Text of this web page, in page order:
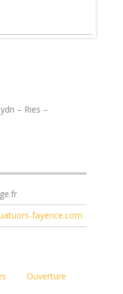
– Ries –
fayence.com
Ouverture